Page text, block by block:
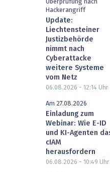
Überprüfung nach
Hackerangriff
Update:
Liechtensteiner
Justizbehörde
nimmt nach
Cyberattacke
weitere Systeme
vom Netz
06.08.2026 - 12:14 Uhr
Am 27.08.2026
Einladung zum
Webinar: Wie E-ID
und KI-Agenten
cIAM
herausfordern
06.08.2026 - 10:49 Uhr